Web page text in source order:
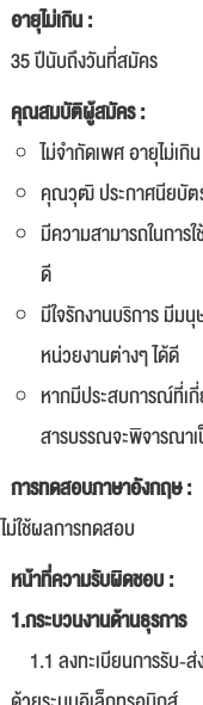
อายุไม่เกิน :
35 ปีนับถึงวันที่สมัคร
คุณสมบัติผู้สมัคร :
ไม่จำกัดเพศ อายุไม่เ
คุณวุฒิ ประกาศนียบัต
มีความสามารถในกา
ดี
มีใจรักงานบริการ มี
หน่วยงานต่างๆ ได้ดี
หากมีประสบการณ์ที่เ
สารบรรณจะพิจารณา
การทดสอบภาษาอังกฤษ :
ม่ใช้ผลการทดสอบ
หน้าที่ความรับผิดชอบ :
1.กระบวนงานด้านธุรการ
1.1 ลงทะเบียนการรับ-